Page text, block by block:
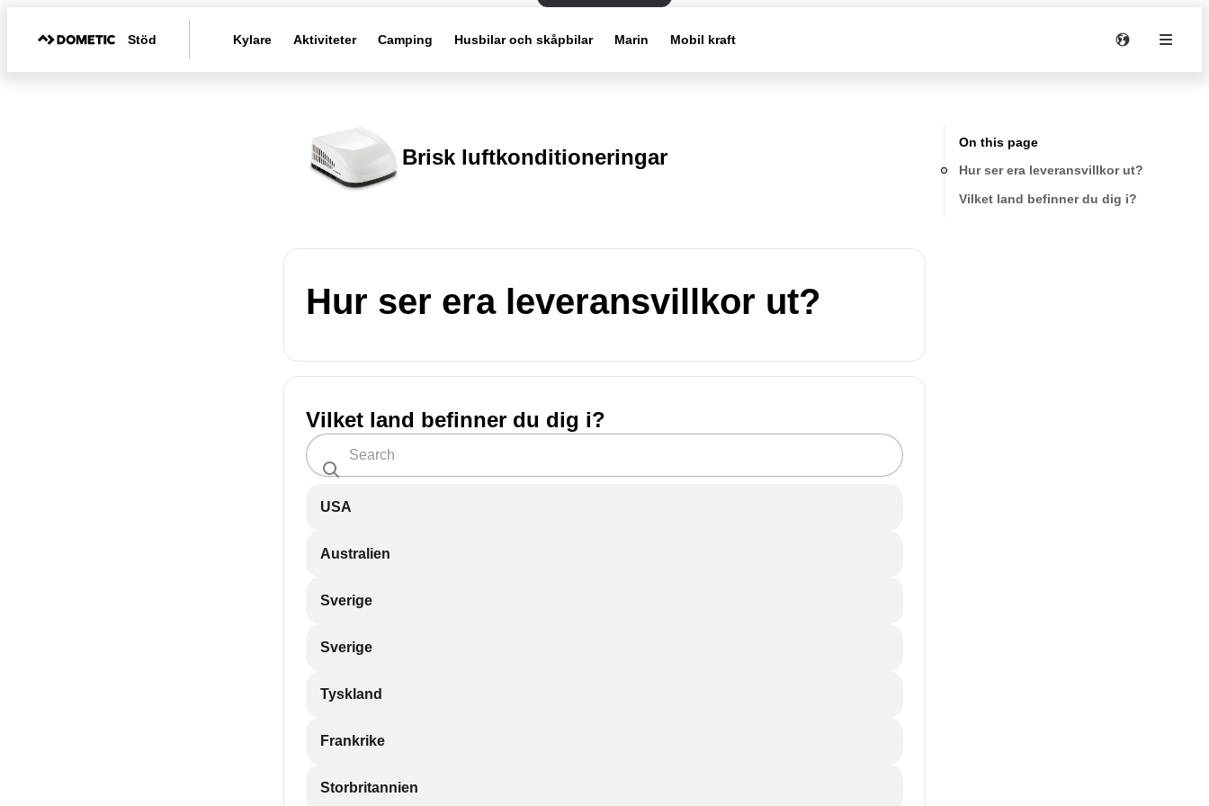
Stöd Kylare Aktiviteter Camping Husbilar och skåpbilar Marin Mobil kraft
Brisk luftkonditioneringar
Hur ser era leveransvillkor ut?
Vilket land befinner du dig i?
USA
Australien
Sverige
Sverige
Tyskland
Frankrike
Storbritannien
On this page
Hur ser era leveransvillkor ut?
Vilket land befinner du dig i?